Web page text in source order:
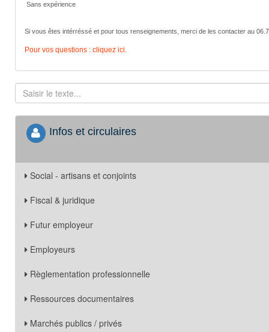
Sans expérience
Si vous êtes intérréssé et pour tous renseignements, merci de les contacter au
Pour vos questions : cliquez ici.
Infos et circulaires
Social - artisans et conjoints
Fiscal & juridique
Futur employeur
Employeurs
Règlementation professionnelle
Ressources documentaires
Marchés publics / privés